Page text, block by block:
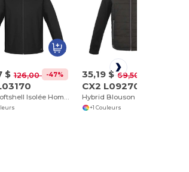
$ 126,00 $ -47%
Veste Softshell Isolée Homme Hurricane avec Capuche Amovible
35,19 $ 69,50 $
CX2 L09270
+1 Couleurs